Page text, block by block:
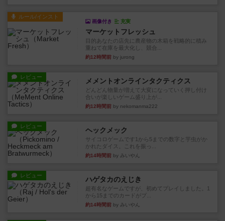
ルール/インスト
画像付き 充実
マーケットフレッシュ
目的あなたの店先に農産物の木箱を戦略的に積み
重ねて在庫を最大化し、競合...
約12時間前 by jurong
レビュー メメントオンラインタクティクス
どんどん物量が増えて大変になっていく押し付け
合いが楽しいゲーム盛り上が...
約12時間前 by nekomanma222
レビュー ヘックメック
サイコロゲームです1から5までの数字と芋虫がか
かれたダイス。これを振っ...
約14時間前 by みいやん
レビュー ハゲタカのえじき
超有名なゲームですが、初めてプレイしました。1
から15までのカードがプ...
約14時間前 by みいやん